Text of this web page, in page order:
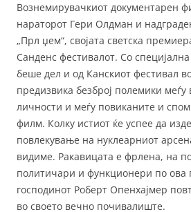
Вознемирувачкиот документарен
нараторот Гери Олдман и
„Прл џем“, својата светска
Санденс фестивалот. Со
беше дел и од Канскиот фестивал
предизвика безброј полемики меѓу
личности и меѓу повиканите и
филм. Колку истиот ќе успее да
повлекување на нуклеарниот
видиме. Ракавицата е фрлена, на
политичари и функционери по
господинот Роберт Опенхајмер
во своето вечно почивалиште.